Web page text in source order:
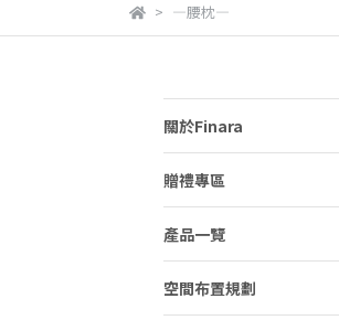
—腰枕—
關於Finara
贈禮專區
產品一覽
空間布置規劃